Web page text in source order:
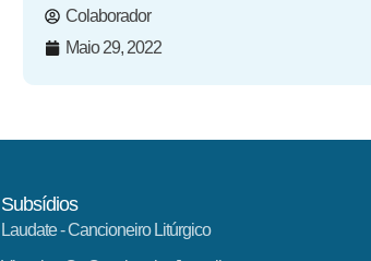
Colaborador
Maio 29, 2022
Subsídios
Laudate- Cancioneiro Litúrgico